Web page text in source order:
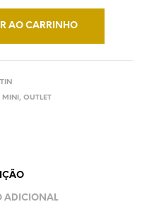
AO CARRINHO
MINI , OUTLET
ADICIONAL